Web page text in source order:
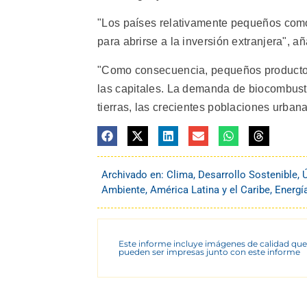
"Los países relativamente pequeños
para abrirse a la inversión extranjera",
"Como consecuencia, pequeños
las capitales. La demanda de
tierras, las crecientes poblaciones
Archivado en: Clima, Desarrollo Sostenible,
Ambiente, América Latina y el Caribe,
Este informe incluye imágenes de calidad
pueden ser impresas junto con este informe